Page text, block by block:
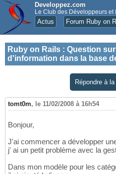
Developpez.com
Le Club des Développeurs et
Actus Forum Ruby on
Ruby on Rails : Question
d'information dans la base
Répondre à
tomt0m, le 11/02/2008 à 16h54
Bonjour,
J'ai commencer a développer
j' ai un petit problème avec la
Dans mon modèle pour les